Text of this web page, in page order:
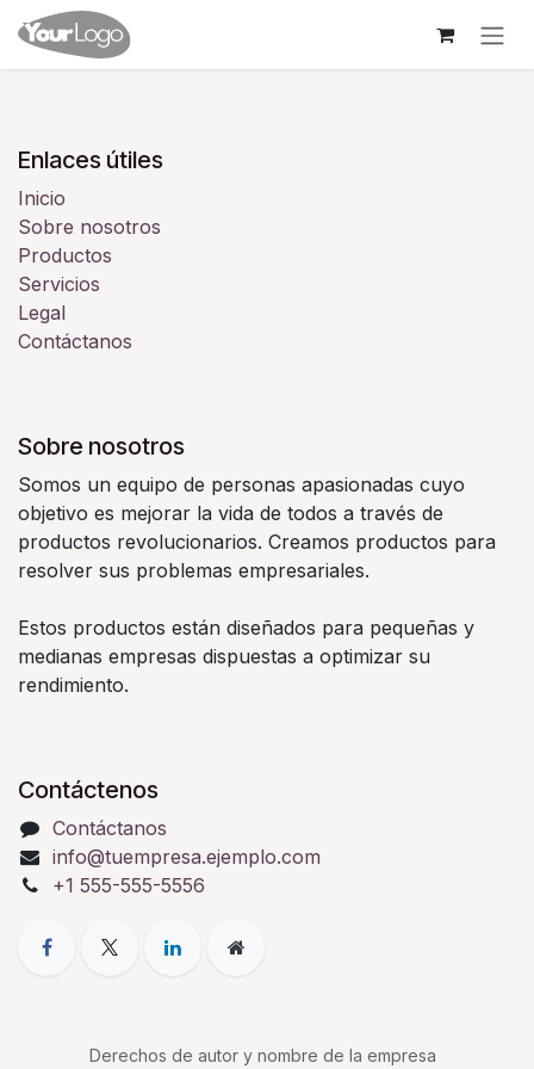
Ir al contenido
Enlaces útiles
Inicio
Sobre nosotros
Productos
Servicios
Legal
Contáctanos
Sobre nosotros
Somos un equipo de personas apasionadas cuyo
objetivo es mejorar la vida de todos a través de
productos revolucionarios. Creamos productos para
resolver sus problemas empresariales.
Estos productos están diseñados para pequeñas y
medianas empresas dispuestas a optimizar su
rendimiento.
Contáctenos
Contáctanos
info@tuempresa.ejemplo.com
+1 555-555-5556
Derechos de autor y nombre de la empresa